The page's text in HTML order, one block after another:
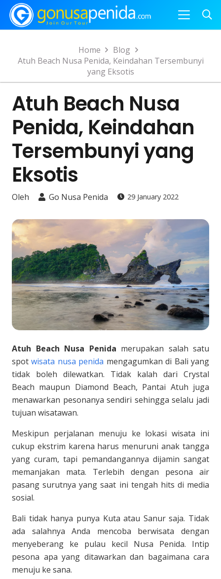
Home
Blog
Atuh Beach Nusa Penida, Keindahan Tersembunyi
yang Eksotis
Atuh Beach Nusa
Penida, Keindahan
Tersembunyi yang
Eksotis
Oleh Go Nusa Penida 29 January 2022
Atuh Beach Nusa Penida merupakan salah satu
spotwisata nusa penida mengagumkan di Bali yang
tidak boleh dilewatkan. Tidak kalah dari Crystal
Beach maupun Diamond Beach, Pantai Atuh juga
menawarkan pesonanya sendiri sehingga selalu jadi
tujuan wisatawan.
Meskipun perjalanan menuju ke lokasi wisata ini
cukup ekstrim karena harus menuruni anak tangga
yang curam, tapi pemandangannya dijamin sangat
memanjakan mata. Terlebih dengan pesona air
pasang surutnya yang saat ini tengah hits di media
sosial.
Bali tidak hanya punya Kuta atau Sanur saja. Tidak
ada salahnya Anda mencoba berwisata dengan
menyeberang ke pulau kecil Nusa Penida. Intip
pesona apa yang ditawarkan dan bagaimana cara
menuju ke sana.